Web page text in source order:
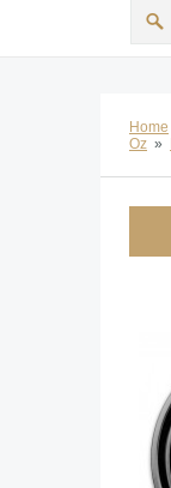
Home
Oz »